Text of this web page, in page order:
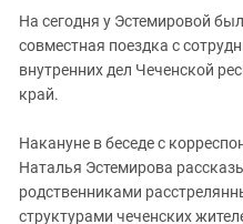
На сегодня у Эстемировой
совместная поездка с
внутренних дел Чеченской
край.
Накануне в беседе с
Наталья Эстемирова
родственниками
структурами чеченских